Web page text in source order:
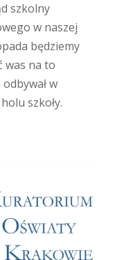
szkolny
w naszej
będziemy
was na to
w
szkoły.